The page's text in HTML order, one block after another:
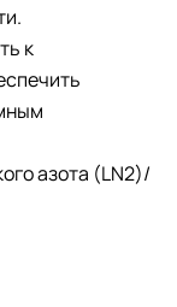
к
азота (LN2)/